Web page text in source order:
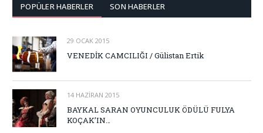
POPÜLER HABERLER SON HABERLER
29 OCAK 2015
VENEDİK CAMCILIĞI / Gülistan Ertik
14 HAZIRAN 2015
BAYKAL SARAN OYUNCULUK ÖDÜLÜ FULYA
KOÇAK’IN…